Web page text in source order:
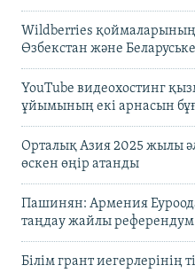
Wildberries қоймаларының
Өзбекстан және
YouTube видеохостинг
ұйымының екі арнасын
Орталық Азия 2025 жылы
өскен өңір атанды
Пашинян: Армения
таңдау жайлы референдум
Білім грант иегерлерінің